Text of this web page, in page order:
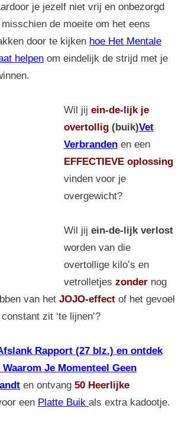
je jezelf niet vrij en onbezorgd
de moeite om het eens
door te kijken hoe Het Mentale
helpen om eindelijk de strijd met je
Wil jij ein-de-lijk je
overtollig(buik)Vet
Verbranden en een
EFFECTIEVE oplossing
vinden voor je
overgewicht?
Wil jij ein-de-lijk verlost
worden van die
overtollige kilo’s en
vetrolletjes zondernog
van het JOJO-effect of het gevoel
zit ‘te lijnen’?
Rapport (27 blz.) en ontdek
Waarom Je Momenteel Geen
en ontvang 50 Heerlijke
een Platte Buik als extra kadootje.